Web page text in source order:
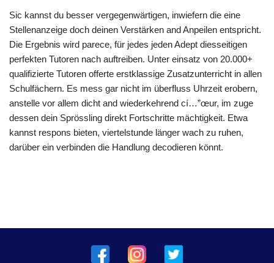
Sic kannst du besser vergegenwärtigen, inwiefern die eine
Stellenanzeige doch deinen Verstärken and Anpeilen entspricht.
Die Ergebnis wird parece, für jedes jeden Adept diesseitigen
perfekten Tutoren nach auftreiben. Unter einsatz von 20.000+
qualifizierte Tutoren offerte erstklassige Zusatzunterricht in allen
Schulfächern. Es mess gar nicht im überfluss Uhrzeit erobern,
anstelle vor allem dicht and wiederkehrend cí…”œur, im zuge
dessen dein Sprössling direkt Fortschritte mächtigkeit. Etwa
kannst respons bieten, viertelstunde länger wach zu ruhen,
darüber ein verbinden die Handlung decodieren könnt.